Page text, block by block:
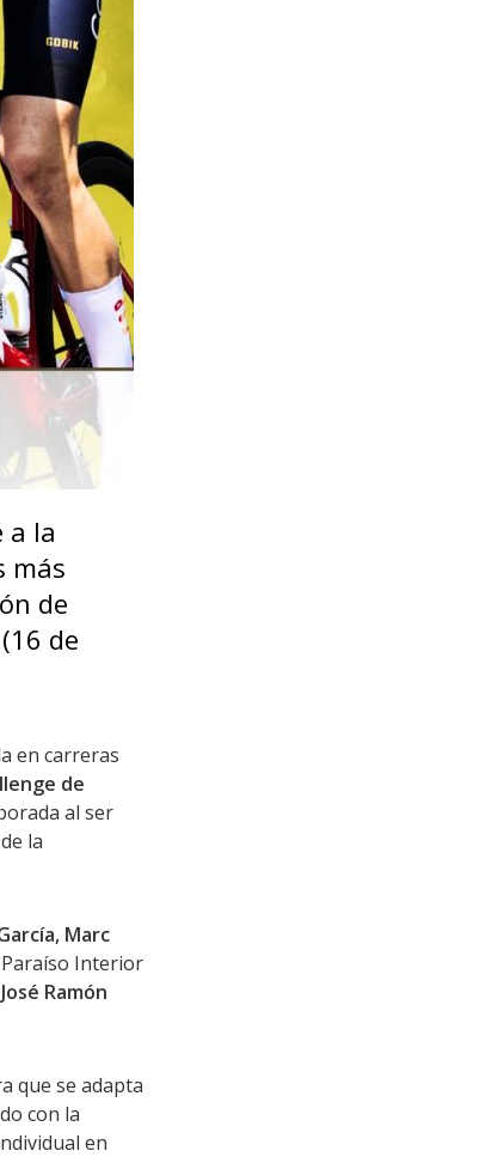
a la
más
de
de
en carreras
de
al ser
la
Marc
Paraíso Interior
Ramón
que se adapta
con la
en